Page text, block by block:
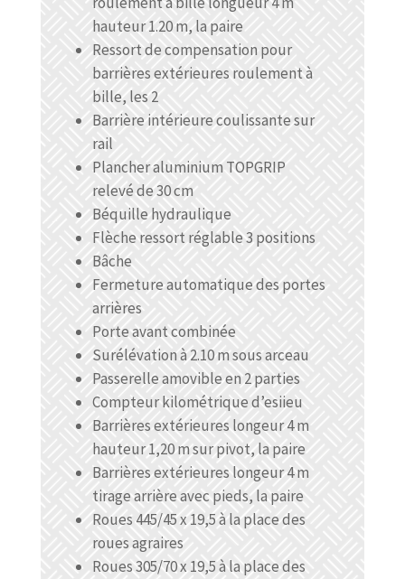
hauteur 1.20 m, la paire
Ressort de compensation pour
barrières extérieures roulement à
bille, les 2
Barrière intérieure coulissante sur
rail
Plancher aluminium TOPGRIP
relevé de 30 cm
Béquille hydraulique
Flèche ressort réglable 3 positions
Bâche
Fermeture automatique des portes
arrières
Porte avant combinée
Surélévation à 2.10 m sous arceau
Passerelle amovible en 2 parties
Compteur kilométrique d’esiieu
Barrières extérieures longeur 4 m
hauteur 1,20 m sur pivot, la paire
Barrières extérieures longeur 4 m
tirage arrière avec pieds, la paire
Roues 445/45 x 19,5 à la place des
roues agraires
Roues 305/70 x 19,5 à la place des